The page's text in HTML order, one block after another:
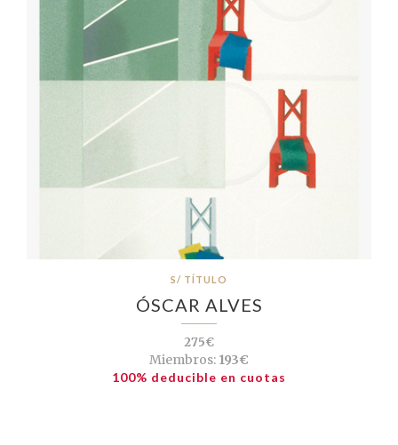
S/ TÍTULO
ÓSCAR ALVES
275€
Miembros: 193€
100% deducible en cuotas